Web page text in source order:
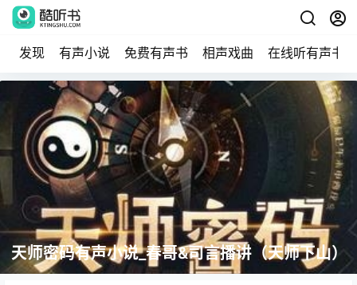
发现 有声小说 免费有声书 相声戏曲 在线听有声书
天师密码有声小说_春哥&司言播讲（天师下山）